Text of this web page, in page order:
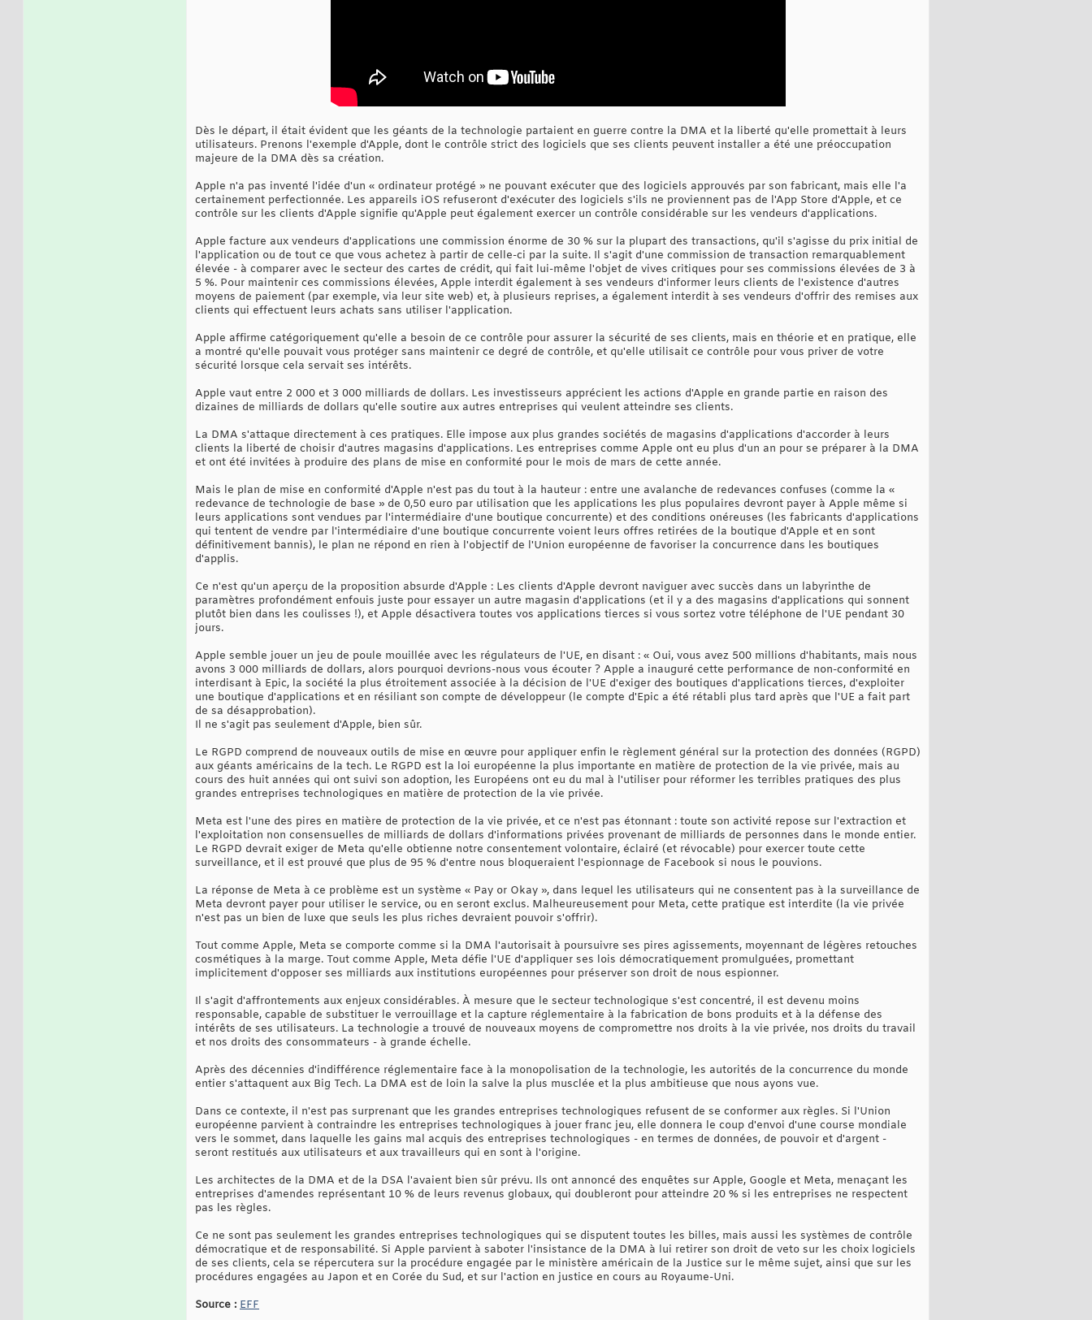
Dès le départ, il était évident que les géants de la technologie partaient en guerre contre la DMA et la liberté qu'elle promettait à leurs
utilisateurs. Prenons l'exemple d'Apple, dont le contrôle strict des logiciels que ses clients peuvent installer a été une préoccupation
majeure de la DMA dès sa création.
Apple n'a pas inventé l'idée d'un « ordinateur protégé » ne pouvant exécuter que des logiciels approuvés par son fabricant, mais elle l'a
certainement perfectionnée. Les appareils iOS refuseront d'exécuter des logiciels s'ils ne proviennent pas de l'App Store d'Apple, et ce
contrôle sur les clients d'Apple signifie qu'Apple peut également exercer un contrôle considérable sur les vendeurs d'applications.
Apple facture aux vendeurs d'applications une commission énorme de 30 % sur la plupart des transactions, qu'il s'agisse du prix initial de
l'application ou de tout ce que vous achetez à partir de celle-ci par la suite. Il s'agit d'une commission de transaction remarquablement
élevée - à comparer avec le secteur des cartes de crédit, qui fait lui-même l'objet de vives critiques pour ses commissions élevées de 3 à
5 %. Pour maintenir ces commissions élevées, Apple interdit également à ses vendeurs d'informer leurs clients de l'existence d'autres
moyens de paiement (par exemple, via leur site web) et, à plusieurs reprises, a également interdit à ses vendeurs d'offrir des remises aux
clients qui effectuent leurs achats sans utiliser l'application.
Apple affirme catégoriquement qu'elle a besoin de ce contrôle pour assurer la sécurité de ses clients, mais en théorie et en pratique, elle
a montré qu'elle pouvait vous protéger sans maintenir ce degré de contrôle, et qu'elle utilisait ce contrôle pour vous priver de votre
sécurité lorsque cela servait ses intérêts.
Apple vaut entre 2 000 et 3 000 milliards de dollars. Les investisseurs apprécient les actions d'Apple en grande partie en raison des
dizaines de milliards de dollars qu'elle soutire aux autres entreprises qui veulent atteindre ses clients.
La DMA s'attaque directement à ces pratiques. Elle impose aux plus grandes sociétés de magasins d'applications d'accorder à leurs
clients la liberté de choisir d'autres magasins d'applications. Les entreprises comme Apple ont eu plus d'un an pour se préparer à la DMA
et ont été invitées à produire des plans de mise en conformité pour le mois de mars de cette année.
Mais le plan de mise en conformité d'Apple n'est pas du tout à la hauteur : entre une avalanche de redevances confuses (comme la «
redevance de technologie de base » de 0,50 euro par utilisation que les applications les plus populaires devront payer à Apple même si
leurs applications sont vendues par l'intermédiaire d'une boutique concurrente) et des conditions onéreuses (les fabricants d'applications
qui tentent de vendre par l'intermédiaire d'une boutique concurrente voient leurs offres retirées de la boutique d'Apple et en sont
définitivement bannis), le plan ne répond en rien à l'objectif de l'Union européenne de favoriser la concurrence dans les boutiques
d'applis.
Ce n'est qu'un aperçu de la proposition absurde d'Apple : Les clients d'Apple devront naviguer avec succès dans un labyrinthe de
paramètres profondément enfouis juste pour essayer un autre magasin d'applications (et il y a des magasins d'applications qui sonnent
plutôt bien dans les coulisses !), et Apple désactivera toutes vos applications tierces si vous sortez votre téléphone de l'UE pendant 30
jours.
Apple semble jouer un jeu de poule mouillée avec les régulateurs de l'UE, en disant : « Oui, vous avez 500 millions d'habitants, mais nous
avons 3 000 milliards de dollars, alors pourquoi devrions-nous vous écouter ? Apple a inauguré cette performance de non-conformité en
interdisant à Epic, la société la plus étroitement associée à la décision de l'UE d'exiger des boutiques d'applications tierces, d'exploiter
une boutique d'applications et en résiliant son compte de développeur (le compte d'Epic a été rétabli plus tard après que l'UE a fait part
de sa désapprobation).
Il ne s'agit pas seulement d'Apple, bien sûr.
Le RGPD comprend de nouveaux outils de mise en œuvre pour appliquer enfin le règlement général sur la protection des données (RGPD)
aux géants américains de la tech. Le RGPD est la loi européenne la plus importante en matière de protection de la vie privée, mais au
cours des huit années qui ont suivi son adoption, les Européens ont eu du mal à l'utiliser pour réformer les terribles pratiques des plus
grandes entreprises technologiques en matière de protection de la vie privée.
Meta est l'une des pires en matière de protection de la vie privée, et ce n'est pas étonnant : toute son activité repose sur l'extraction et
l'exploitation non consensuelles de milliards de dollars d'informations privées provenant de milliards de personnes dans le monde entier.
Le RGPD devrait exiger de Meta qu'elle obtienne notre consentement volontaire, éclairé (et révocable) pour exercer toute cette
surveillance, et il est prouvé que plus de 95 % d'entre nous bloqueraient l'espionnage de Facebook si nous le pouvions.
La réponse de Meta à ce problème est un système « Pay or Okay », dans lequel les utilisateurs qui ne consentent pas à la surveillance de
Meta devront payer pour utiliser le service, ou en seront exclus. Malheureusement pour Meta, cette pratique est interdite (la vie privée
n'est pas un bien de luxe que seuls les plus riches devraient pouvoir s'offrir).
Tout comme Apple, Meta se comporte comme si la DMA l'autorisait à poursuivre ses pires agissements, moyennant de légères retouches
cosmétiques à la marge. Tout comme Apple, Meta défie l'UE d'appliquer ses lois démocratiquement promulguées, promettant
implicitement d'opposer ses milliards aux institutions européennes pour préserver son droit de nous espionner.
Il s'agit d'affrontements aux enjeux considérables. À mesure que le secteur technologique s'est concentré, il est devenu moins
responsable, capable de substituer le verrouillage et la capture réglementaire à la fabrication de bons produits et à la défense des
intérêts de ses utilisateurs. La technologie a trouvé de nouveaux moyens de compromettre nos droits à la vie privée, nos droits du travail
et nos droits des consommateurs - à grande échelle.
Après des décennies d'indifférence réglementaire face à la monopolisation de la technologie, les autorités de la concurrence du monde
entier s'attaquent aux Big Tech. La DMA est de loin la salve la plus musclée et la plus ambitieuse que nous ayons vue.
Dans ce contexte, il n'est pas surprenant que les grandes entreprises technologiques refusent de se conformer aux règles. Si l'Union
européenne parvient à contraindre les entreprises technologiques à jouer franc jeu, elle donnera le coup d'envoi d'une course mondiale
vers le sommet, dans laquelle les gains mal acquis des entreprises technologiques - en termes de données, de pouvoir et d'argent -
seront restitués aux utilisateurs et aux travailleurs qui en sont à l'origine.
Les architectes de la DMA et de la DSA l'avaient bien sûr prévu. Ils ont annoncé des enquêtes sur Apple, Google et Meta, menaçant les
entreprises d'amendes représentant 10 % de leurs revenus globaux, qui doubleront pour atteindre 20 % si les entreprises ne respectent
pas les règles.
Ce ne sont pas seulement les grandes entreprises technologiques qui se disputent toutes les billes, mais aussi les systèmes de contrôle
démocratique et de responsabilité. Si Apple parvient à saboter l'insistance de la DMA à lui retirer son droit de veto sur les choix logiciels
de ses clients, cela se répercutera sur la procédure engagée par le ministère américain de la Justice sur le même sujet, ainsi que sur les
procédures engagées au Japon et en Corée du Sud, et sur l'action en justice en cours au Royaume-Uni.
Source : EFF